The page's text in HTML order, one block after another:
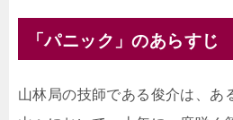
「パニック」のあらすじ
山林局の技師である俊介は、あ